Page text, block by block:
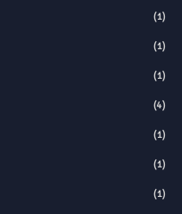
(1)
(1)
(1)
(4)
(1)
(1)
(1)